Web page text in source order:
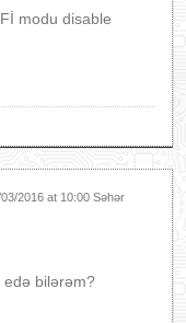
modu disable
03/2016 at 10:00 Səhər
edə bilərəm?